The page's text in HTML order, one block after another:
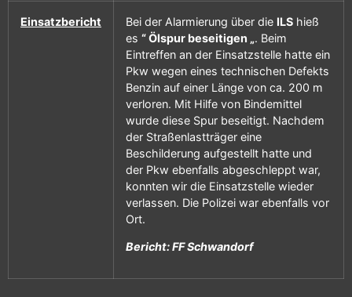
Einsatzbericht Bei der Alarmierung über die ILS hieß
es “ Ölspur beseitigen „. Beim
Eintreffen an der Einsatzstelle hatte ein
Pkw wegen eines technischen Defekts
Benzin auf einer Länge von ca. 200 m
verloren. Mit Hilfe von Bindemittel
wurde diese Spur beseitigt. Nachdem
der Straßenlastträger eine
Beschilderung aufgestellt hatte und
der Pkw ebenfalls abgeschleppt war,
konnten wir die Einsatzstelle wieder
verlassen. Die Polizei war ebenfalls vor
Ort.
Bericht: FF Schwandorf